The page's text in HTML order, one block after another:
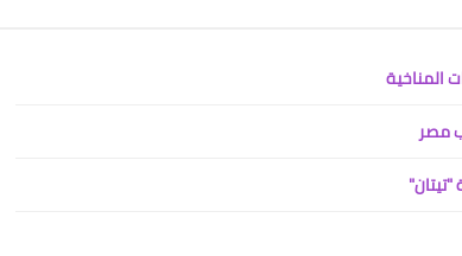
المناخية
مصر